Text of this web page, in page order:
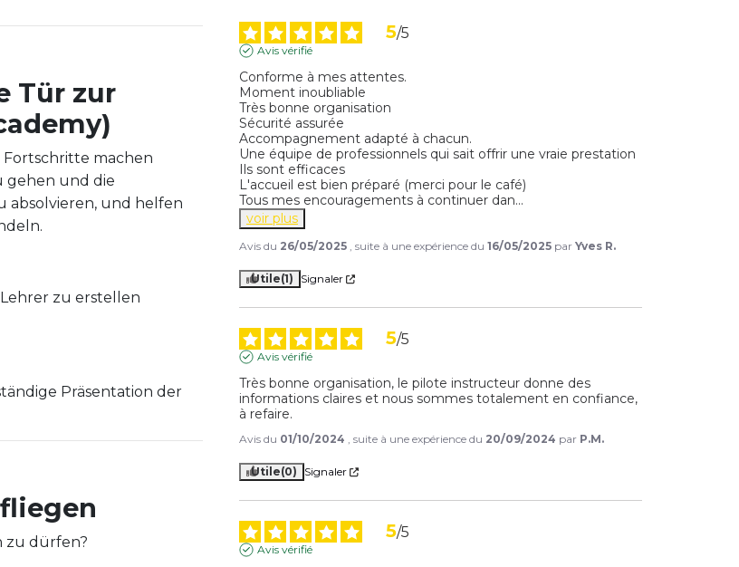
5/5
Avis vérifié
Conforme à mes attentes.
Moment inoubliable
Très bonne organisation
Sécurité assurée
Accompagnement adapté à chacun.
Une équipe de professionnels qui sait offrir une vraie prestation
Ils sont efficaces
L'accueil est bien préparé (merci pour le café)
Tous mes encouragements à continuer dan...
voir plus
Avis du 26/05/2025 , suite à une expérience du 16/05/2025 par Yves R.
Utile(1) Signaler
5/5
Avis vérifié
Très bonne organisation, le pilote instructeur donne des
informations claires et nous sommes totalement en confiance,
à refaire.
Avis du 01/10/2024 , suite à une expérience du 20/09/2024 par P.M.
Utile(0) Signaler
5/5
Avis vérifié
Tür zur
Fortschritte machen
gehen und die
absolvieren, und helfen
zu erstellen
Präsentation der
zu dürfen?